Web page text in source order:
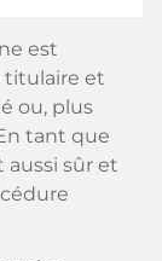
est
titulaire et
ou, plus
tant que
aussi sûr et